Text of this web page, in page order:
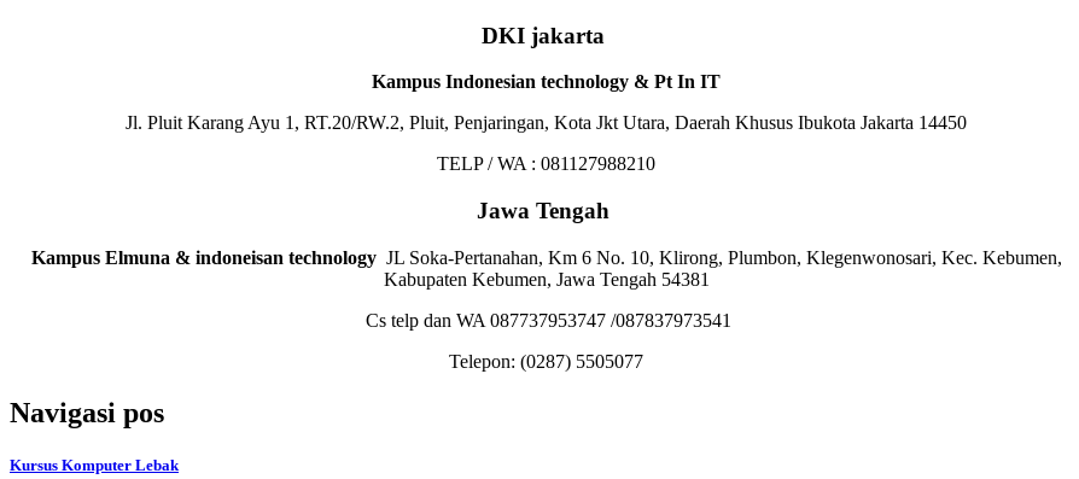
DKI jakarta
Kampus Indonesian technology & Pt In IT
Jl. Pluit Karang Ayu 1, RT.20/RW.2, Pluit, Penjaringan, Kota Jkt Utara, Daerah Khusus Ibukota Jakarta 14450
TELP / WA : 081127988210
Jawa Tengah
Kampus Elmuna & indoneisan technologyJL Soka-Pertanahan, Km 6 No. 10, Klirong, Plumbon, Klegenwonosari, Kec. Kebumen,
Kabupaten Kebumen, Jawa Tengah 54381
Cs telp dan WA 087737953747 /087837973541
Telepon:(0287) 5505077
Navigasi pos
Kursus Komputer Lebak